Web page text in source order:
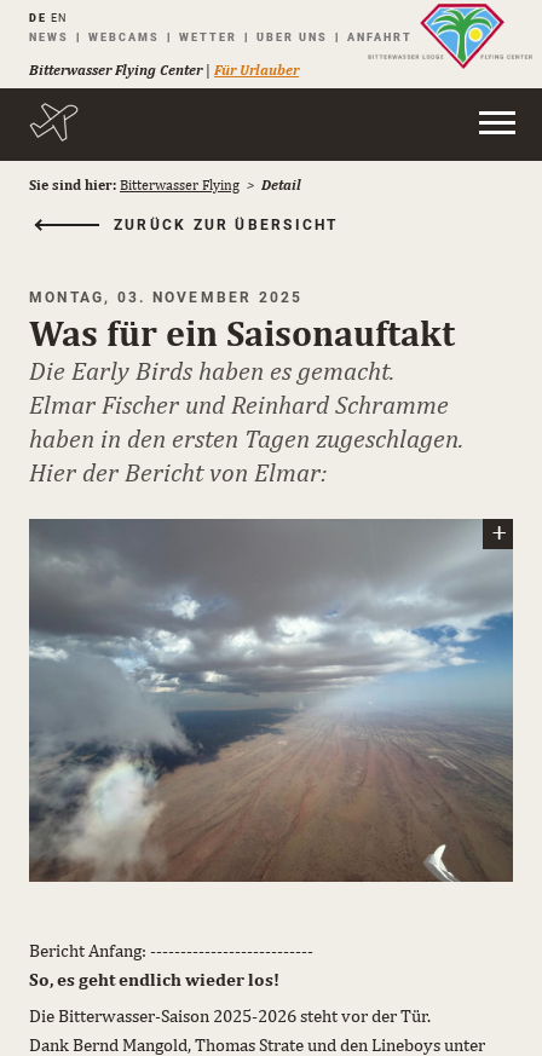
Bitterwasser Flying Center| Für Urlauber
Navigation
NEWS WEBCAMS WETTER ÜBER UNS ANFAHRT
DE EN
Sie sind hier: Bitterwasser Flying Detail
ZURÜCK ZUR ÜBERSICHT
MONTAG, 03. NOVEMBER 2025
Was für ein Saisonauftakt
Die Early Birds haben es gemacht.
Elmar Fischer und Reinhard Schramme
haben in den ersten Tagen zugeschlagen.
Hier der Bericht von Elmar:
Bericht Anfang: ---------------------------
So, es geht endlich wieder los!
Die Bitterwasser-Saison 2025-2026 steht vor der Tür.
Dank Bernd Mangold, Thomas Strate und den Lineboys unter